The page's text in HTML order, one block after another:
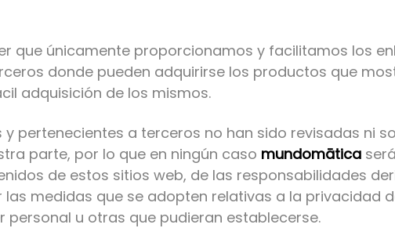
que únicamente proporcionamos y facilitamos los
donde pueden adquirirse los productos que
adquisición de los mismos.
y pertenecientes a terceros no han sido revisadas ni
parte, por lo que en ningún caso mundomātica
de estos sitios web, de las responsabilidades
medidas que se adopten relativas a la privacidad
personal u otras que pudieran establecerse.